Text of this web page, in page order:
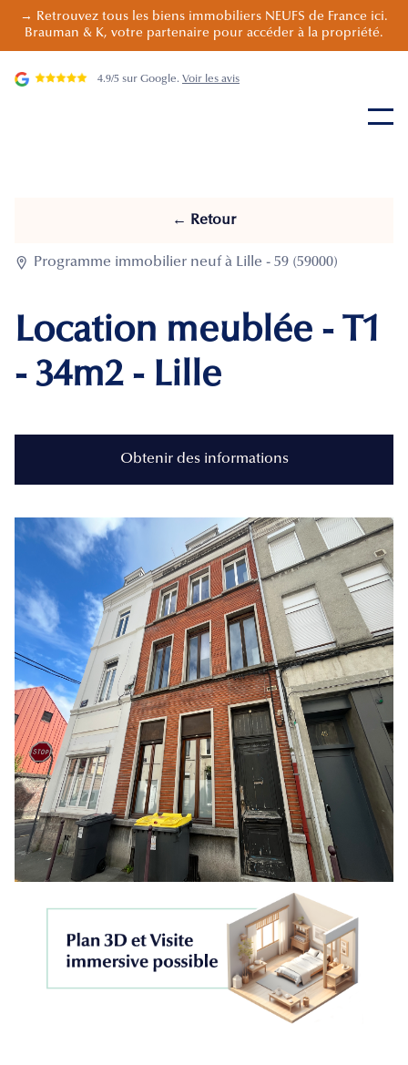
→ Retrouvez tous les biens immobiliers NEUFS de France ici.
Brauman & K, votre partenaire pour accéder à la propriété.
4.9/5 sur Google. Voir les avis
← Retour
 Programme immobilier neuf à Lille - 59 (59000)
Location meublée - T1
- 34m2 - Lille
Obtenir des informations